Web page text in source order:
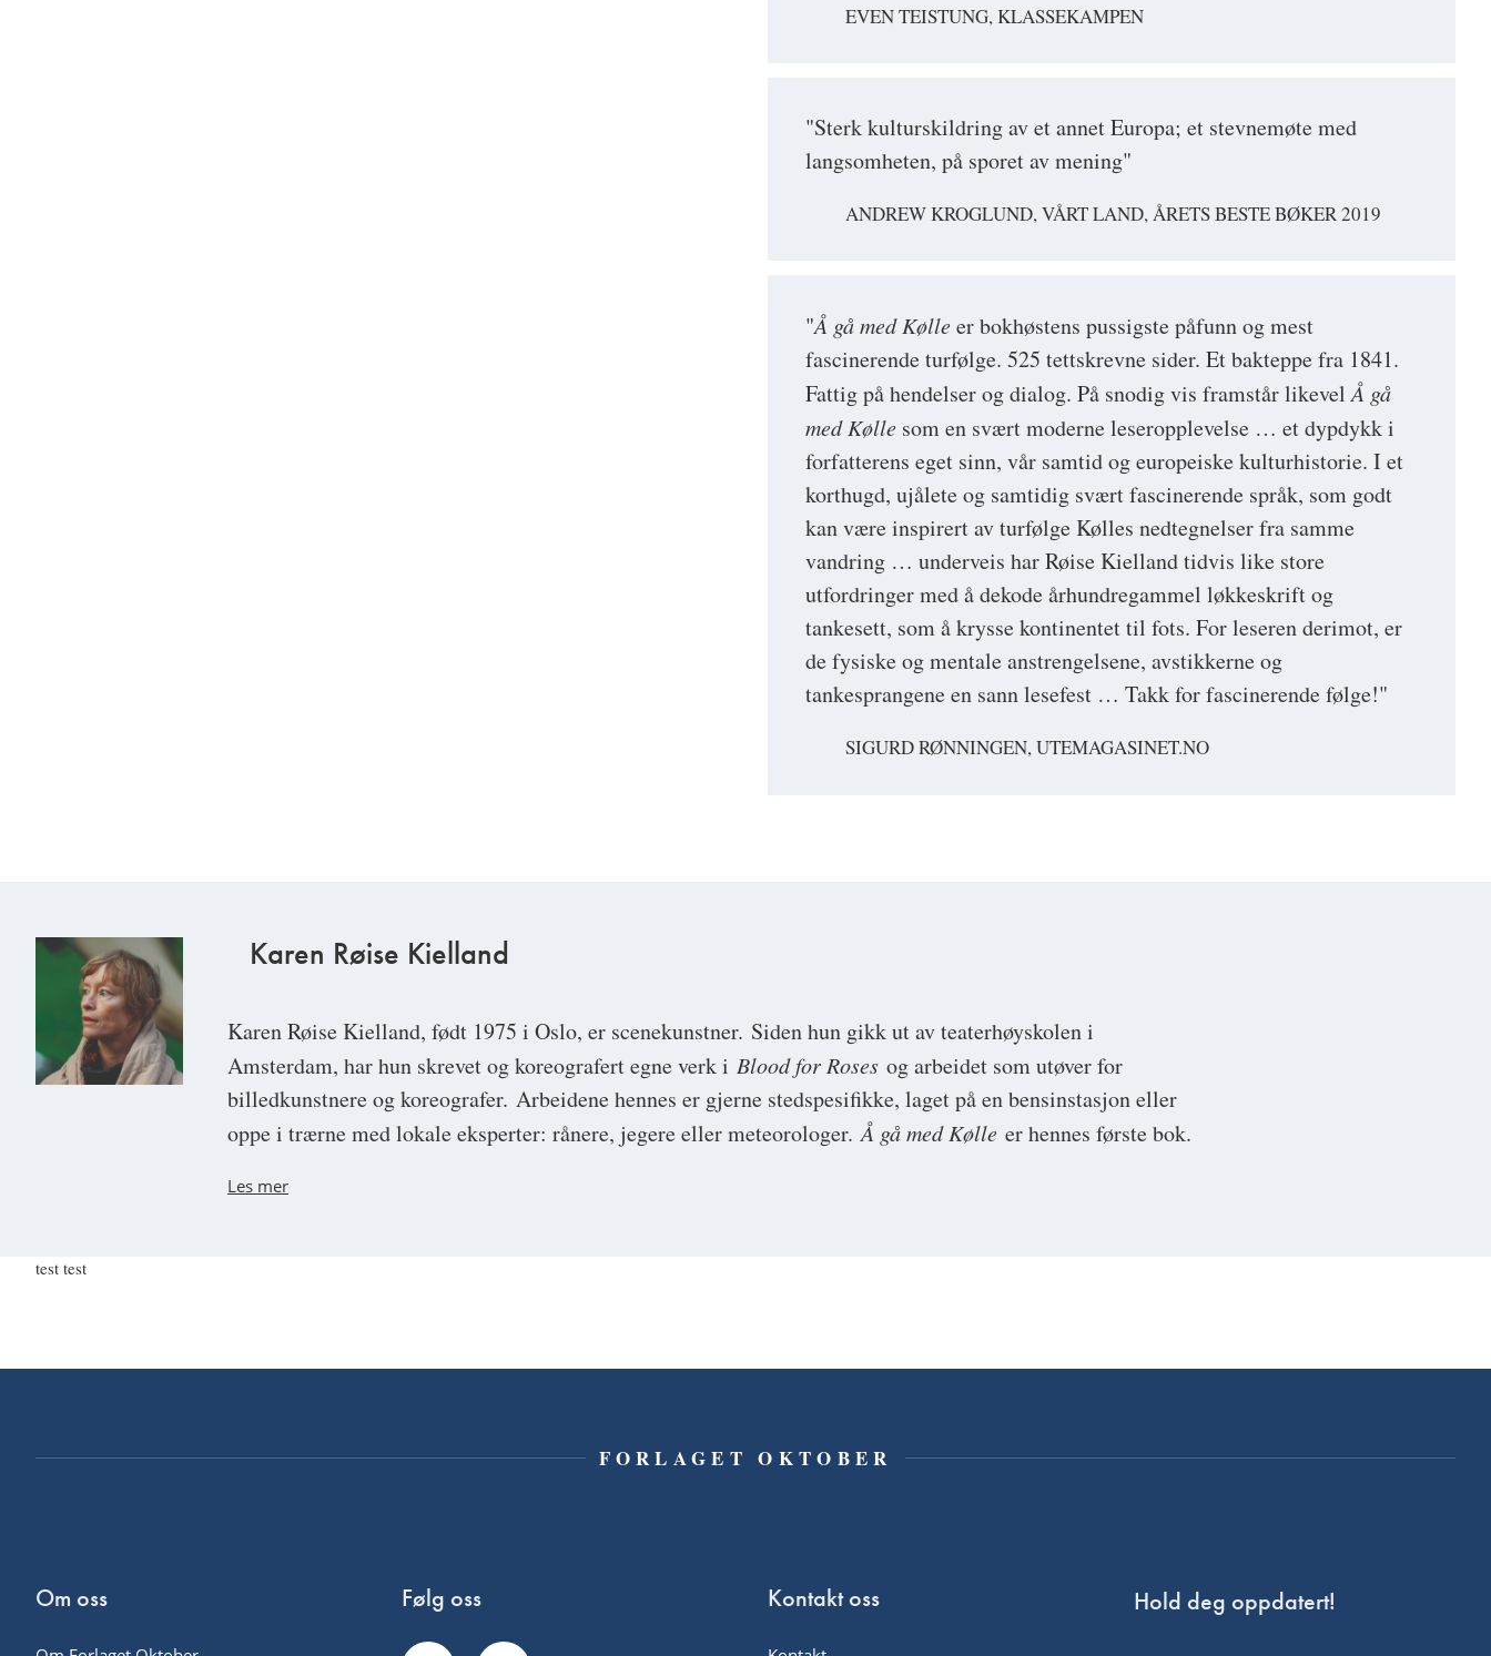
EVEN TEISTUNG, KLASSEKAMPEN
"Sterk kulturskildring av et annet Europa; et stevnemøte med
langsomheten, på sporet av mening"
ANDREW KROGLUND, VÅRT LAND, ÅRETS BESTE BØKER 2019
"Å gå med Kølleer bokhøstens pussigste påfunn og mest
fascinerende turfølge. 525 tettskrevne sider. Et bakteppe fra 1841.
Fattig på hendelser og dialog. På snodig vis framstår likevelÅ gå
med Kølle som en svært moderne leseropplevelse … et dypdykk i
forfatterens eget sinn, vår samtid og europeiske kulturhistorie. I et
korthugd, ujålete og samtidig svært fascinerende språk, som godt
kan være inspirert av turfølge Kølles nedtegnelser fra samme
vandring … underveis har Røise Kielland tidvis like store
utfordringer med å dekode århundregammel løkkeskrift og
tankesett, som å krysse kontinentet til fots. For leseren derimot, er
de fysiske og mentale anstrengelsene, avstikkerne og
tankesprangene en sann lesefest … Takk for fascinerende følge!"
SIGURD RØNNINGEN, UTEMAGASINET.NO
Karen Røise Kielland
Karen Røise Kielland, født 1975 i Oslo, er scenekunstner. Siden hun gikk ut av teaterhøyskolen i
Amsterdam, har hun skrevet og koreografert egne verk i Blood for Roses og arbeidet som utøver for
billedkunstnere og koreografer. Arbeidene hennes er gjerne stedspesifikke, laget på en bensinstasjon eller
oppe i trærne med lokale eksperter: rånere, jegere eller meteorologer.Å gå med Kølle er hennes første bok.
Les mer
test test
FORLAGET OKTOBER
Om oss Følg oss Kontakt oss Hold deg oppdatert!